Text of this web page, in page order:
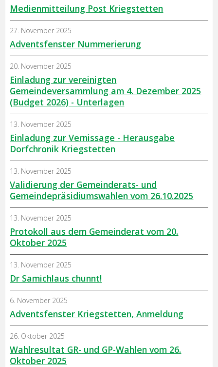
Medienmitteilung Post Kriegstetten
Adventsfenster Nummerierung
27. November 2025
Einladung zur vereinigten
Gemeindeversammlung am 4. Dezember 2025
(Budget 2026) - Unterlagen
20. November 2025
Einladung zur Vernissage - Herausgabe
Dorfchronik Kriegstetten
13. November 2025
Validierung der Gemeinderats- und
Gemeindepräsidiumswahlen vom 26.10.2025
13. November 2025
Protokoll aus dem Gemeinderat vom 20.
Oktober 2025
13. November 2025
Dr Samichlaus chunnt!
13. November 2025
Adventsfenster Kriegstetten, Anmeldung
6. November 2025
Wahlresultat GR- und GP-Wahlen vom 26.
Oktober 2025
26. Oktober 2025